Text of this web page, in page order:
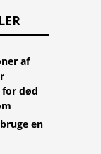
af
død
en